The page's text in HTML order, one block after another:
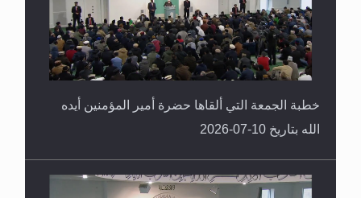
خطبة الجمعة التي ألقاها حضرة أمير المؤمنين أيده
الله بتاريخ 10-07-2026